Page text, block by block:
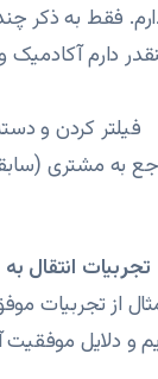
فقط به ذکر
دارم
۱- فیلتر کردن و
به مشتری
تجربیات انتقال
از تجربیات